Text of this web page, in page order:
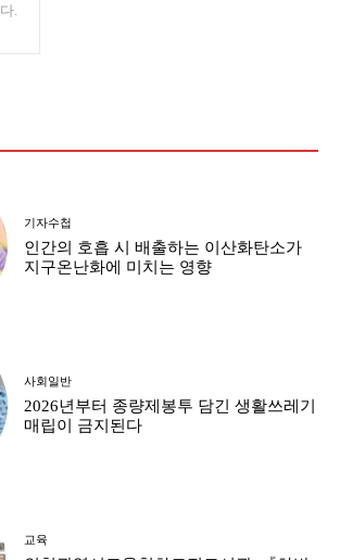
.
기자수첩
인간의 호흡 시 배출하는 이산화탄소가
지구온난화에 미치는 영향
사회일반
2026년부터 종량제봉투 담긴 생활쓰레기
매립이 금지된다
교육